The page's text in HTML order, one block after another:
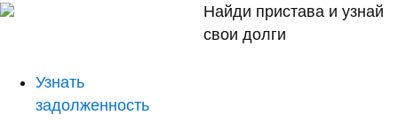
Найди пристава и узнай
свои долги
Узнать
задолженность